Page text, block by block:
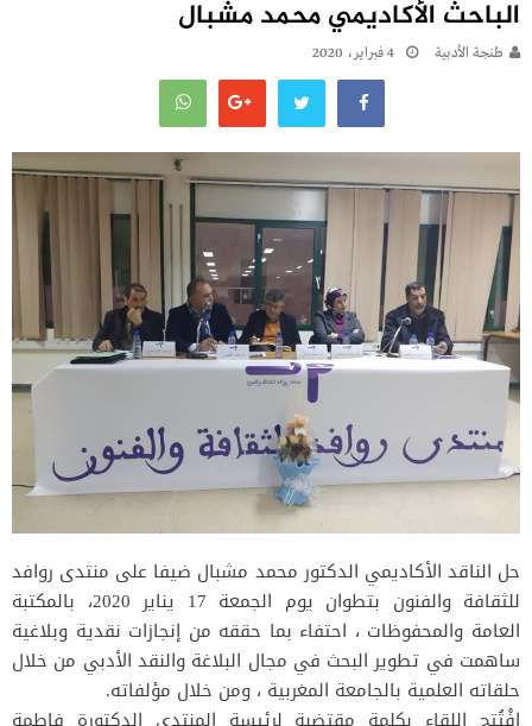
الباحث الأكاديمي محمد مشبال
طنجة الأدبية 4 فبراير، 2020
حل الناقد الأكاديمي الدكتور محمد مشبال ضيفا على منتدى روافد
للثقافة والفنون بتطوان يوم الجمعة 17 يناير 2020، بالمكتبة
العامة والمحفوظات ، احتفاء بما حققه من إنجازات نقدية وبلاغية
ساهمت في تطوير البحث في مجال البلاغة والنقد الأدبي من خلال
حلقاته العلمية بالجامعة المغربية ، ومن خلال مؤلفاته.